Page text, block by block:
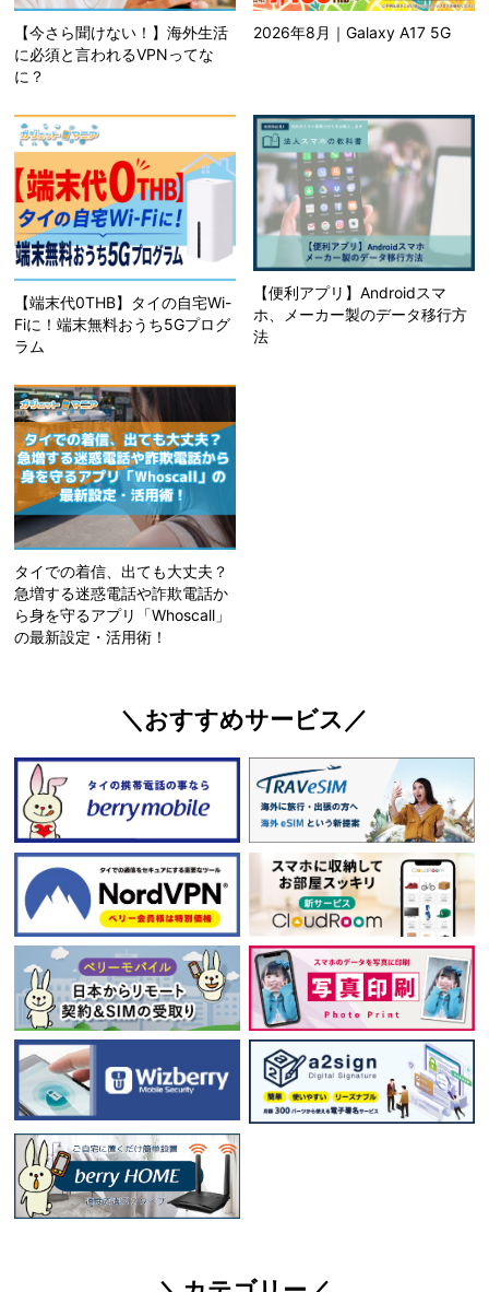
【今さら聞けない！】海外生活
に必須と言われるVPNってな
に？
2026年8月｜Galaxy A17 5G
【端末代0THB】タイの自宅Wi-
Fiに！端末無料おうち5Gプログ
ラム
【便利アプリ】Androidスマ
ホ、メーカー製のデータ移行方
法
タイでの着信、出ても大丈夫？
急増する迷惑電話や詐欺電話か
ら身を守るアプリ「Whoscall」
の最新設定・活用術！
＼おすすめサービス／